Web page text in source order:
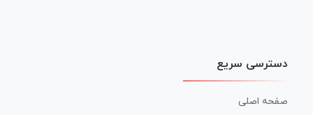
دسترسی سریع
صفحه اصلی